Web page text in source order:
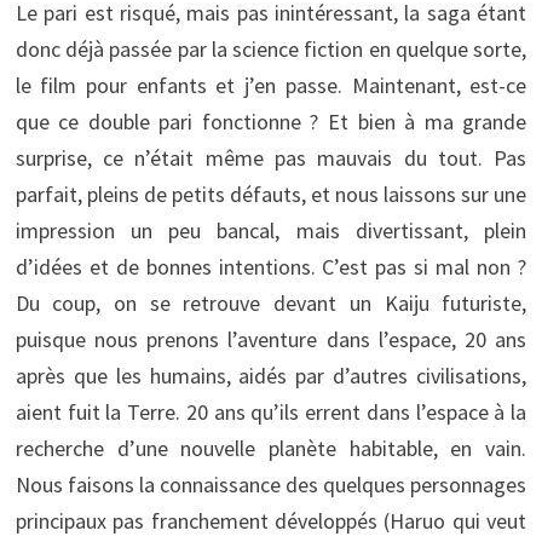
Le pari est risqué, mais pas inintéressant, la saga étant
donc déjà passée par la science fiction en quelque sorte,
le film pour enfants et j’en passe. Maintenant, est-ce
que ce double pari fonctionne ? Et bien à ma grande
surprise, ce n’était même pas mauvais du tout. Pas
parfait, pleins de petits défauts, et nous laissons sur une
impression un peu bancal, mais divertissant, plein
d’idées et de bonnes intentions. C’est pas si mal non ?
Du coup, on se retrouve devant un Kaiju futuriste,
puisque nous prenons l’aventure dans l’espace, 20 ans
après que les humains, aidés par d’autres civilisations,
aient fuit la Terre. 20 ans qu’ils errent dans l’espace à la
recherche d’une nouvelle planète habitable, en vain.
Nous faisons la connaissance des quelques personnages
principaux pas franchement développés (Haruo qui veut